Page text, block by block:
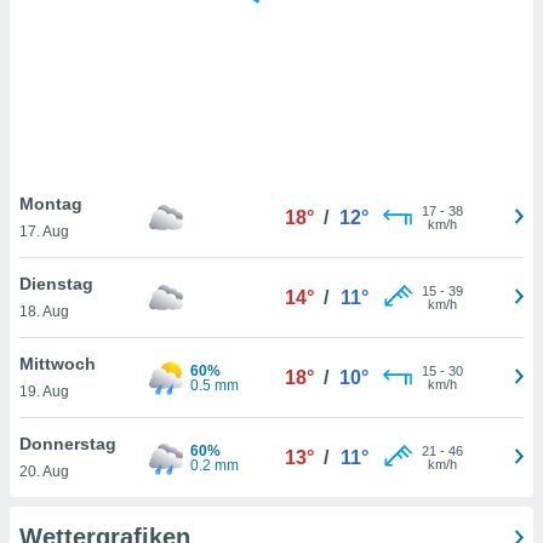
nicht
von
und
auf
klicken.
Montag
17. Aug
18° / 12° 17- 38
km/h
Dienstag
18. Aug
14° / 11° 15- 39
km/h
Mittwoch
19. Aug
60%
0.5 mm
18° / 10° 15- 30
km/h
Donnerstag
20. Aug
60%
0.2 mm
13° / 11° 21 - 46
km/h
Wettergrafiken